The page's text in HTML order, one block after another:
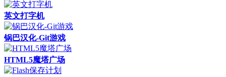
英文打字机
锅巴汉化-Git游戏
HTML5魔塔广场